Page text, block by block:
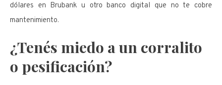
dólares en Brubank u otro banco digital que no te cobre
mantenimiento.
¿Tenés miedo a un corralito
o pesificación?